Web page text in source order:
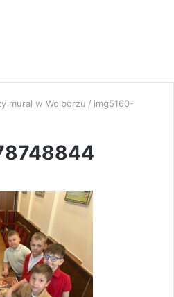
mural w Wolborzu / img5160-